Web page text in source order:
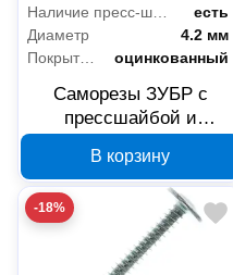
есть
Диаметр
4.2 мм
Покрытие
оцинкованный
Саморезы ЗУБР с
прессшайбой и
металлу 4,2x14 мм,
PH2, 570 шт, 4-300211-
В корзину
-18%